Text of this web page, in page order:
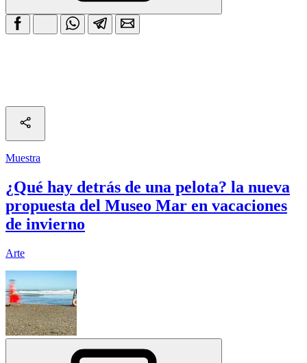
Muestra
¿Qué hay detrás de una pelota? la nueva
propuesta del Museo Mar en vacaciones
de invierno
Arte